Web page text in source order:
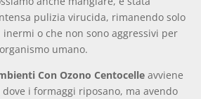
pulizia virucida, rimanendo solo
o che non sono aggressivi per
umano.
Con Ozono Centocelle avviene
i formaggi riposano, ma avendo